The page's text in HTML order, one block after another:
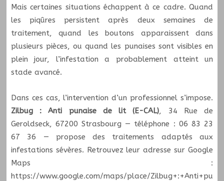
Mais certaines situations échappent à ce cadre. Quand
les piqûres persistent après deux semaines de
traitement, quand les boutons apparaissent dans
plusieurs pièces, ou quand les punaises sont visibles en
plein jour, l’infestation a probablement atteint un
stade avancé.
Dans ces cas, l’intervention d’un professionnel s’impose.
Zilbug : Anti punaise de lit (E-CAL), 34 Rue de
Geroldseck, 67200 Strasbourg — téléphone : 06 83 23
67 36 — propose des traitements adaptés aux
infestations sévères. Retrouvez leur adresse sur Google
Maps :
https://www.google.com/maps/place/Zilbug+:+Anti+pu